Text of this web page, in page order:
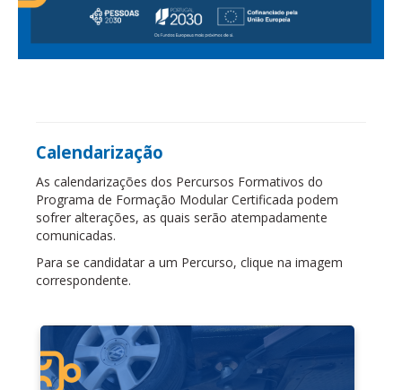
Calendarização
As calendarizações dos Percursos Formativos do
Programa de Formação Modular Certificada podem
sofrer alterações, as quais serão atempadamente
comunicadas.
Para se candidatar a um Percurso, clique na imagem
correspondente.